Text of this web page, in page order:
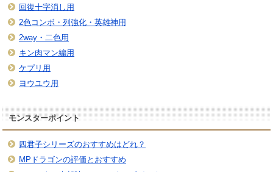
回復十字消し用
2色コンボ・列強化・英雄神用
2way・二色用
キン肉マン編用
ケプリ用
ヨウユウ用
モンスターポイント
四君子シリーズのおすすめはどれ？
MPドラゴンの評価とおすすめ